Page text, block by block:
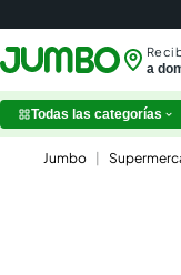
a
Todas las categorías